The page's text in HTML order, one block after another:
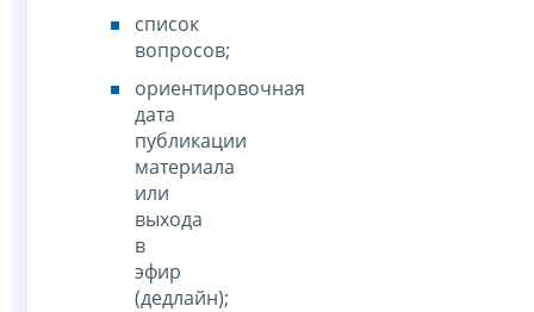
список
вопросов;
ориентировочная
дата
публикации
материала
или
выхода
в
эфир
(дедлайн);